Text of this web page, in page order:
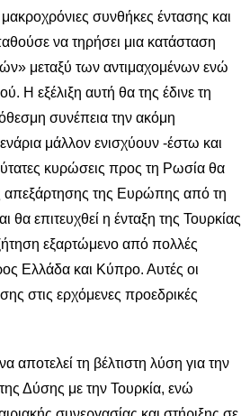
συνθήκες έντασης και
να τηρήσει μια κατάσταση
μεταξύ των αντιμαχομένων ενώ
Η εξέλιξη αυτή θα της έδινε τη
συνέπεια την ακόμη
μάλλον ενισχύουν -έστω και
κυρώσεις προς τη Ρωσία θα
απεξάρτησης της Ευρώπης από τη
επιτευχθεί η ένταξη της Τουρκίας
εξαρτώμενο από πολλές
Ελλάδα και Κύπρο. Αυτές οι
στις ερχόμενες προεδρικές
αποτελεί τη βέλτιστη λύση για την
Δύσης με την Τουρκία, ενώ